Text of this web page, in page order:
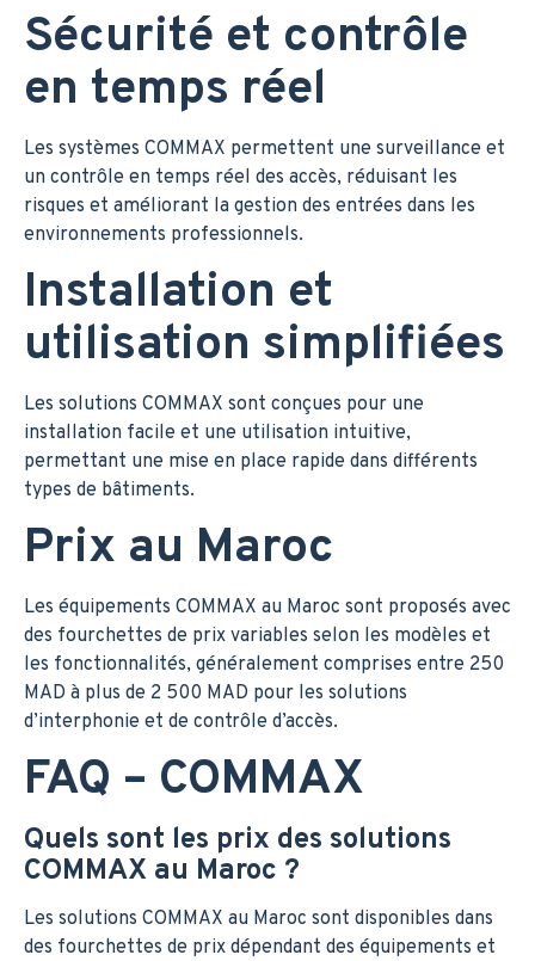
Sécurité et contrôle
en temps réel
Les systèmes COMMAX permettent une surveillance et
un contrôle en temps réel des accès, réduisant les
risques et améliorant la gestion des entrées dans les
environnements professionnels.
Installation et
utilisation simplifiées
Les solutions COMMAX sont conçues pour une
installation facile et une utilisation intuitive,
permettant une mise en place rapide dans différents
types de bâtiments.
Prix au Maroc
Les équipements COMMAX au Maroc sont proposés avec
des fourchettes de prix variables selon les modèles et
les fonctionnalités, généralement comprises entre 250
MAD à plus de 2 500 MAD pour les solutions
d’interphonie et de contrôle d’accès.
FAQ – COMMAX
Quels sont les prix des solutions
COMMAX au Maroc ?
Les solutions COMMAX au Maroc sont disponibles dans
des fourchettes de prix dépendant des équipements et